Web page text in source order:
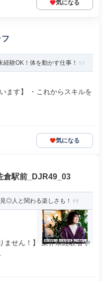
気になる
験OK！体を動かす仕事！
ます】 ・これからスキルを
気になる
倉駅前_DJR49_03
◎人と関わる楽しさも！
ません！】 業界未経験者や